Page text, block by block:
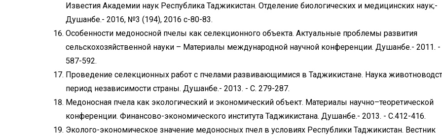
Известия Академии наук Республика Таджикистан. Отделение биологических и медицинских наук;-
Душанбе.- 2016, №3 (194), 2016 с-80-83.
Особенности медоносной пчелы как селекционного объекта. Актуальные проблемы развития
сельскохозяйственной науки – Материалы международной научной конференции. Душанбе.- 2011. -
587-592.
Проведение селекционных работ с пчелами развивающимися в Таджикистане. Наука
период независимости страны. Душанбе.- 2013. - С. 279-287.
Медоносная пчела как экологический и экономический объект. Материалы научно–теоретической
конференции. Финансово-экономического института Таджикистана. Душанбе.- 2013. - С.412-416.
Эколого-экономическое значение медоносных пчел в условиях Республики Таджикистан. Вестник